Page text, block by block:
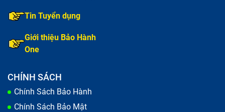
bị nứt do va đập.
Các vấn đề khác bao gồm hiện tượng ghosting (hình
bạn gặp phải bất kỳ dấu hiệu nào trên, hãy kiểm tra và
sửa chữa ngay để tránh làm hỏng thêm các bộ phận
khác.
Tin Tuyển dụng
Giới thiệu Bảo Hành
One
CHÍNH SÁCH
Chính Sách Bảo Hành
Chính Sách Bảo Mật